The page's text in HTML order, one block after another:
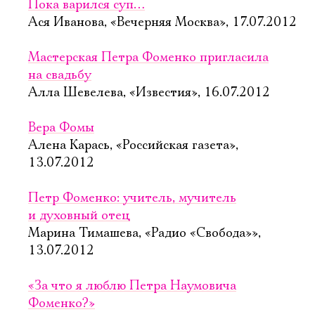
Пока варился суп…
Ася Иванова, «Вечерняя Москва», 17.07.2012
Мастерская Петра Фоменко пригласила
на свадьбу
Алла Шевелева, «Известия», 16.07.2012
Вера Фомы
Алена Карась, «Российская газета»,
13.07.2012
Петр Фоменко: учитель, мучитель
и духовный отец
Марина Тимашева, «Радио «Свобода»»,
13.07.2012
«За что я люблю Петра Наумовича
Фоменко?»